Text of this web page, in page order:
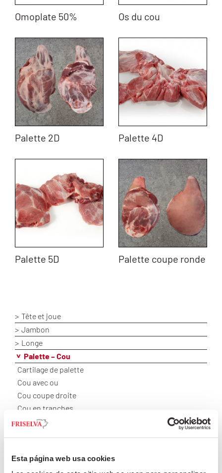
Esta página web usa cookies
Tête et joue
Jambon
Longe
Palette – Cou
Cartilage de palette
Cou avec ou
Cou coupe droite
Cou en tranches
Épaule de porc
Jarrets avant palette sans os
Omoplate 50% Os du cou
Palette 2D Palette 4D
Palette 5D Palette coupe ronde